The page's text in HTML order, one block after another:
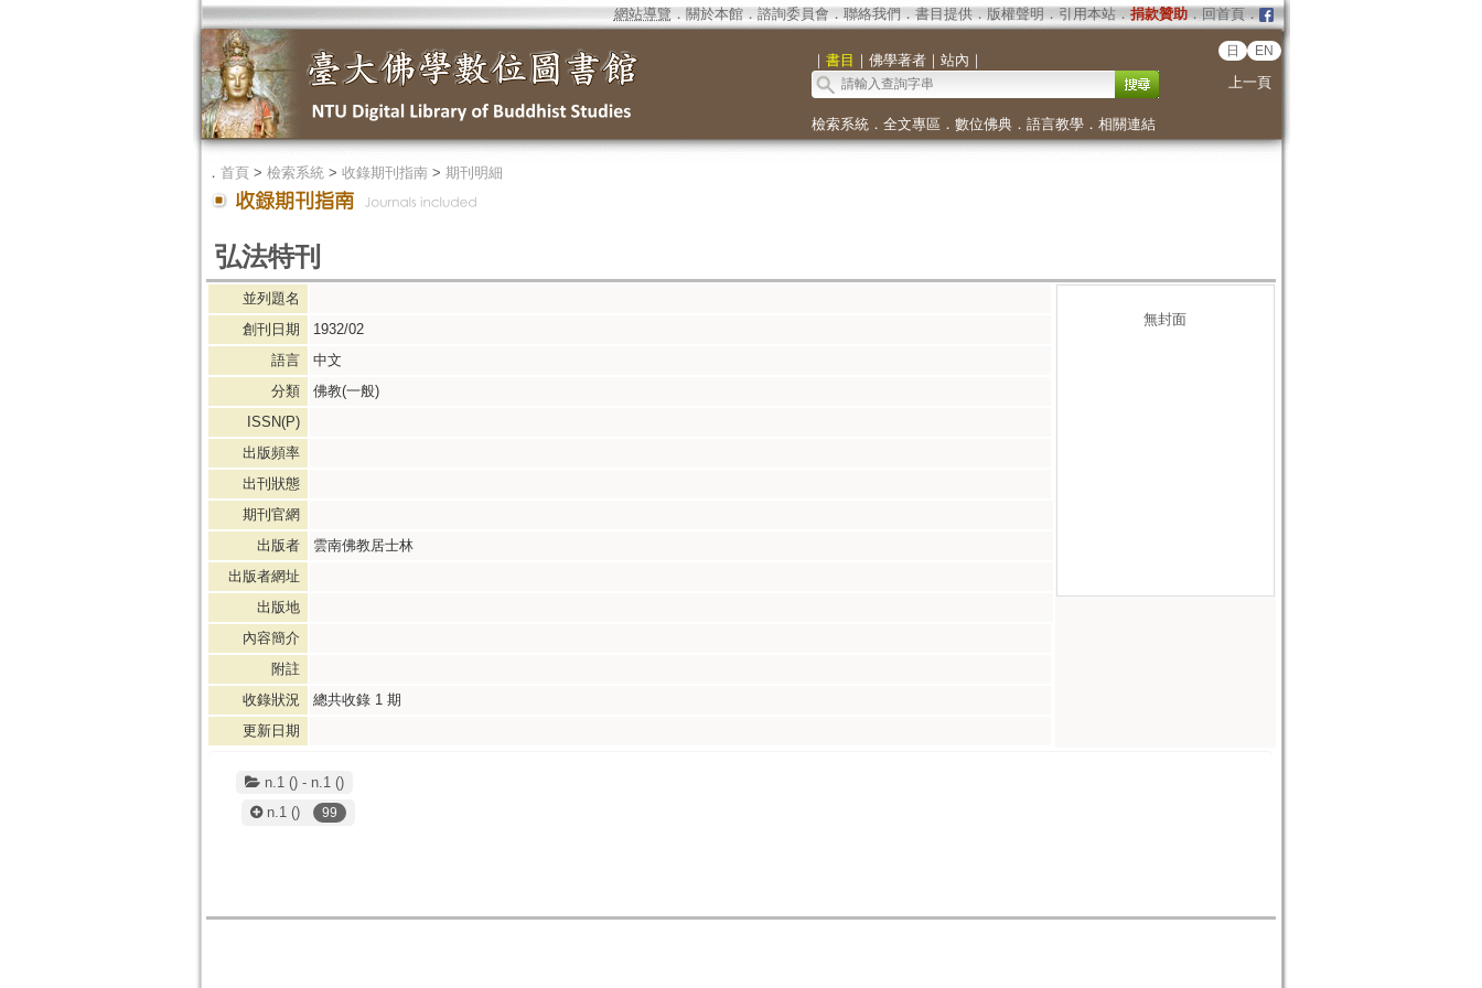
網站導覽 ． 關於本館． 諮詢委員會 ． 聯絡我們 ． 書目提供． 版權聲明． 引用本站．捐款贊助．回首頁．
｜ 書目 ｜ 佛學著者｜ 站內 ｜
日 EN
上一頁
檢索系統． 全文專區 ． 數位佛典． 語言教學． 相關連結
． 首頁> 檢索系統> 收錄期刊指南> 期刊明細
弘法特刊
並列題名
創刊日期
1932/02
語言
中文
分類
佛教(一般)
ISSN(P)
出版頻率
出刊狀態
期刊官網
出版者
雲南佛教居士林
出版者網址
出版地
內容簡介
附註
收錄狀況
總共收錄 1期
更新日期
無封面
n.1 () - n.1 ()
n.1() 99